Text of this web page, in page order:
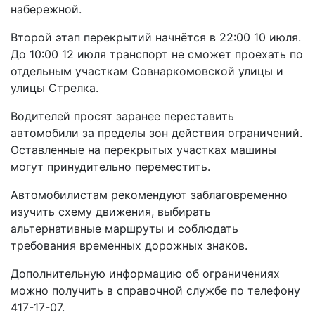
набережной.
Второй этап перекрытий начнётся в 22:00 10 июля.
До 10:00 12 июля транспорт не сможет проехать по
отдельным участкам Совнаркомовской улицы и
улицы Стрелка.
Водителей просят заранее переставить
автомобили за пределы зон действия ограничений.
Оставленные на перекрытых участках машины
могут принудительно переместить.
Автомобилистам рекомендуют заблаговременно
изучить схему движения, выбирать
альтернативные маршруты и соблюдать
требования временных дорожных знаков.
Дополнительную информацию об ограничениях
можно получить в справочной службе по телефону
417-17-07.